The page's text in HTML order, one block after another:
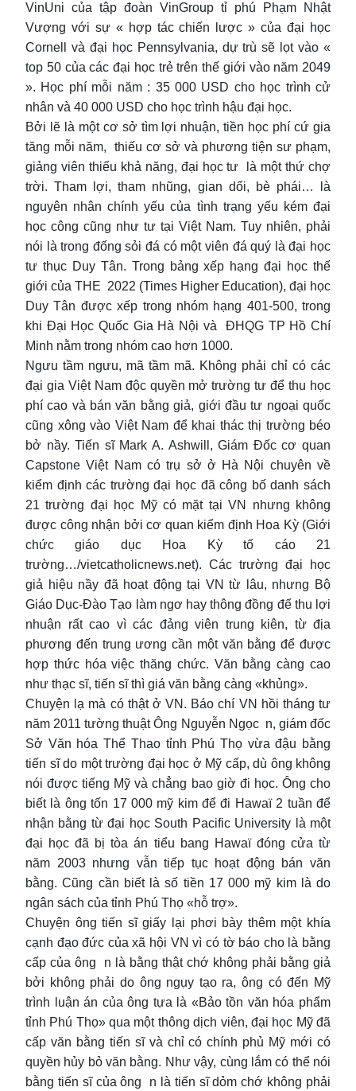
VinUni của tập đoàn VinGroup tỉ phú Phạm Nhật
Vượng với sự « hợp tác chiến lược » của đại học
Cornell và đại học Pennsylvania, dự trù sẽ lọt vào «
top 50 của các đại học trẻ trên thế giới vào năm 2049
». Học phí mỗi năm : 35 000 USD cho học trình cử
nhân và 40 000 USD cho học trình hậu đại học.
Bởi lẽ là một cơ sở tìm lợi nhuận, tiền học phí cứ gia
tăng mỗi năm, thiếu cơ sở và phương tiện sư phạm,
giảng viên thiếu khả năng, đại học tư là một thứ chợ
trời. Tham lợi, tham nhũng, gian dối, bè phái… là
nguyên nhân chính yếu của tình trạng yếu kém đại
học công cũng như tư tại Việt Nam. Tuy nhiên, phải
nói là trong đống sỏi đá có một viên đá quý là đại học
tư thục Duy Tân. Trong bảng xếp hạng đại học thế
giới của THE 2022 (Times Higher Education), đại học
Duy Tân được xếp trong nhóm hạng 401-500, trong
khi Đại Học Quốc Gia Hà Nội và ĐHQG TP Hồ Chí
Minh nằm trong nhóm cao hơn 1000.
Ngưu tầm ngưu, mã tầm mã. Không phải chỉ có các
đại gia Việt Nam độc quyền mở trường tư để thu học
phí cao và bán văn bằng giả, giới đầu tư ngoại quốc
cũng xông vào Việt Nam để khai thác thị trường béo
bở nầy. Tiến sĩ Mark A. Ashwill, Giám Đốc cơ quan
Capstone Việt Nam có trụ sở ở Hà Nội chuyên về
kiểm định các trường đại học đã công bố danh sách
21 trường đại học Mỹ có mặt tại VN nhưng không
được công nhận bởi cơ quan kiểm định Hoa Kỳ (Giới
chức giáo dục Hoa Kỳ tố cáo 21
trường…/vietcatholicnews.net). Các trường đại học
giả hiệu nầy đã hoạt động tại VN từ lâu, nhưng Bộ
Giáo Dục-Đào Tạo làm ngơ hay thông đồng để thu lợi
nhuận rất cao vì các đảng viên trung kiên, từ địa
phương đến trung ương cần một văn bằng để được
hợp thức hóa việc thăng chức. Văn bằng càng cao
như thạc sĩ, tiến sĩ thì giá văn bằng càng «khủng».
Chuyện lạ mà có thật ở VN. Báo chí VN hồi tháng tư
năm 2011 tường thuật Ông Nguyễn Ngọc n, giám đốc
Sở Văn hóa Thể Thao tỉnh Phú Thọ vừa đậu bằng
tiến sĩ do một trường đại học ở Mỹ cấp, dù ông không
nói được tiếng Mỹ và chẳng bao giờ đi học. Ông cho
biết là ông tốn 17 000 mỹ kim để đi Hawaï 2 tuần để
nhận bằng từ đại học South Pacific University là một
đại học đã bị tòa án tiểu bang Hawaï đóng cửa từ
năm 2003 nhưng vẫn tiếp tục hoạt động bán văn
bằng. Cũng cần biết là số tiền 17 000 mỹ kim là do
ngân sách của tỉnh Phú Thọ «hỗ trợ».
Chuyện ông tiến sĩ giấy lại phơi bày thêm một khía
cạnh đạo đức của xã hội VN vì có tờ báo cho là bằng
cấp của ông n là bằng thật chớ không phải bằng giả
bởi không phải do ông ngụy tạo ra, ông có đến Mỹ
trình luận án của ông tựa là «Bảo tồn văn hóa phẩm
tỉnh Phú Thọ» qua một thông dịch viên, đại học Mỹ đã
cấp văn bằng tiến sĩ và chỉ có chính phủ Mỹ mới có
quyền hủy bỏ văn bằng. Như vậy, cùng lắm có thể nói
bằng tiến sĩ của ông n là tiến sĩ dỏm chớ không phải